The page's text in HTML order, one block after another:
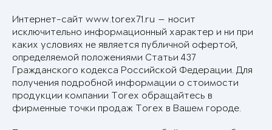
Интернет-сайт www.torex71.ru — носит
исключительно информационный характер и ни при
каких условиях не является публичной офертой,
определяемой положениями Статьи 437
Гражданского кодекса Российской Федерации. Для
получения подробной информации о стоимости
продукции компании Torex обращайтесь в
фирменные точки продаж Torex в Вашем городе.